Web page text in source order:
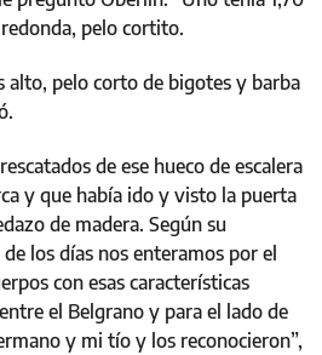
pelo cortito.
alto, pelo corto de bigotes y barba
de ese hueco de escalera
y que había ido y visto la puerta
de madera. Según su
los días nos enteramos por el
con esas características
el Belgrano y para el lado de
y mi tío y los reconocieron”,